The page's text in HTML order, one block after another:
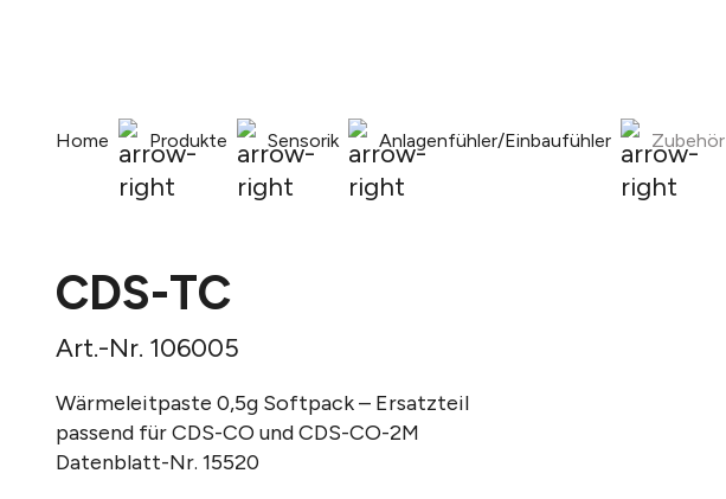
Home Produkte Sensorik Anlagenfühler/Einbaufühler Zubehör
CDS-TC
Art.-Nr. 106005
Wärmeleitpaste 0,5g Softpack – Ersatzteil
passend für CDS-CO und CDS-CO-2M
Datenblatt-Nr. 15520